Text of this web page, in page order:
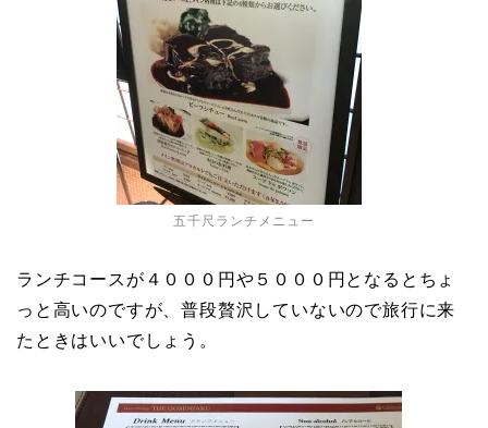
五千尺ランチメニュー
ランチコースが４０００円や５０００円となるとちょ
っと高いのですが、普段贅沢していないので旅行に来
たときはいいでしょう。